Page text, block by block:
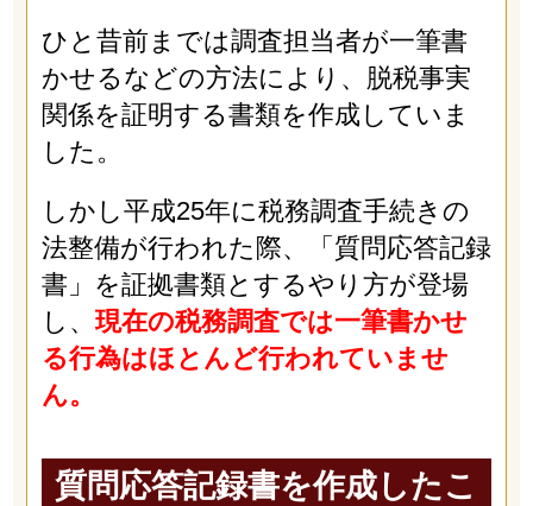
ひと昔前までは調査担当者が一筆書
かせるなどの方法により、脱税事実
関係を証明する書類を作成していま
した。
しかし平成25年に税務調査手続きの
法整備が行われた際、「質問応答記録
書」を証拠書類とするやり方が登場
し、現在の税務調査では一筆書かせ
る行為はほとんど行われていませ
ん。
質問応答記録書を作成したこ